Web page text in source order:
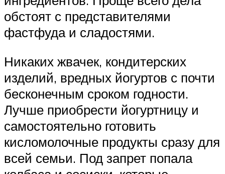
обстоят с представителями
фастфуда и сладостями.
Никаких жвачек, кондитерских
изделий, вредных йогуртов с почти
бесконечным сроком годности.
Лучше приобрести йогуртницу и
самостоятельно готовить
кисломолочные продукты сразу для
всей семьи. Под запрет попала